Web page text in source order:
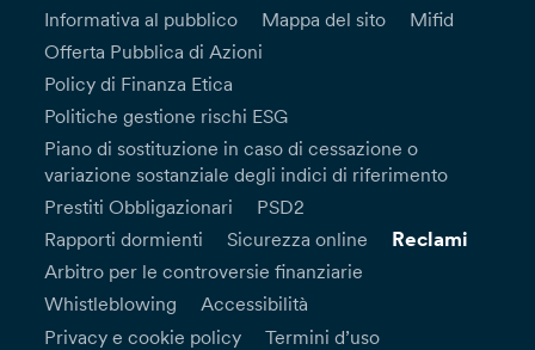
Informativa al pubblico
Mappa del sito
Mifid
Offerta Pubblica di Azioni
Policy di Finanza Etica
Politiche gestione rischi ESG
Piano di sostituzione in caso di cessazione o
variazione sostanziale degli indici di riferimento
Prestiti Obbligazionari
PSD2
Rapporti dormienti
Sicurezza online Reclami
Arbitro per le controversie finanziarie
Whistleblowing
Accessibilità
Privacy e cookie policy
Termini d’uso